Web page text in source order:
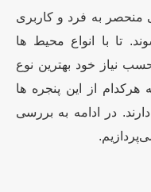
منحصر به فرد و کاربری
تا با انواع محیط ها
نیاز خود بهترین نوع
هرکدام از این پنجره ها
در ادامه به بررسی